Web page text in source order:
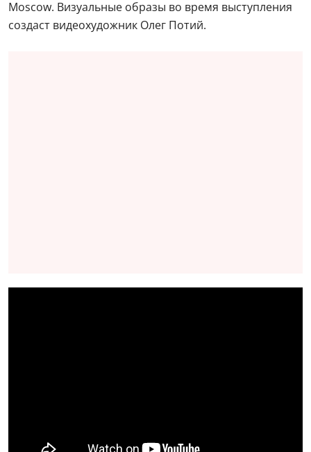
Moscow. Визуальные образы во время выступления
создаст видеохудожник Олег Потий.